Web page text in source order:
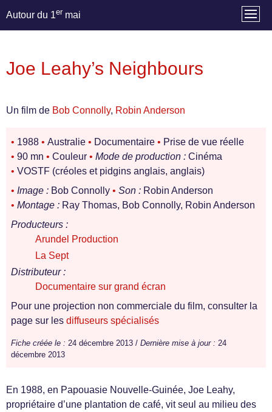
Autour du 1er mai
Joe Leahy’s Neighbours
Un film de Bob Connolly, Robin Anderson
• 1988 • Australie • Documentaire • Prise de vue réelle
• 90 mn • Couleur • Mode de production : Cinéma
• VOSTF (créoles et pidgins anglais, anglais)
• Image : Bob Connolly • Son : Robin Anderson
• Montage : Ray Thomas, Bob Connolly, Robin Anderson
Producteurs :
Arundel Production
La Sept
Distributeur :
Documentaire sur grand écran
Pour une projection non commerciale du film, consulter la
page sur les diffuseurs spécialisés
Fiche créée le : 24 décembre 2013 / Dernière mise à jour : 24
décembre 2013
En 1988, en Papouasie Nouvelle-Guinée, Joe Leahy,
propriétaire d’une plantation de café, vit seul au milieu des